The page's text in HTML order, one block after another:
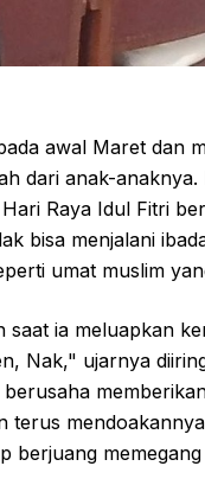
awal Maret dan
dari anak-
Raya Idul Fitri
bisa menjalani
umat muslim
saat ia meluapkan
Nak," ujarnya
terus
berjuang